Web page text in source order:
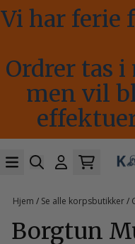
Hopp til innhold
Vi har ferie
Ordrer tas
men vil
Hjem / Se alle korpsbutikker/
Borgtun